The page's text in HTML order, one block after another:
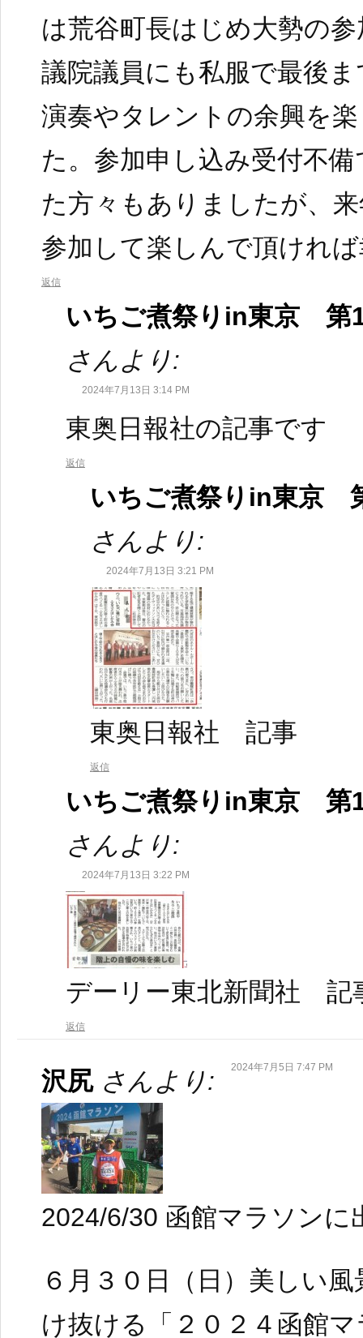
は荒谷町長はじめ大勢の
議院議員にも私服で最後
演奏やタレントの余興を
た。参加申し込み受付不
た方々もありましたが、
参加して楽しんで頂けれ
返信
いちご煮祭りin東京 第
さんより:
2024年7月13日 3:14 PM
東奥日報社の記事です
返信
いちご煮祭りin東京
さんより:
2024年7月13日 3:21 PM
東奥日報社 記事
返信
いちご煮祭りin東京 第
さんより:
2024年7月13日 3:22 PM
デーリー東北新聞社 記
返信
沢尻 さんより: 2024年7月5日 7:47 PM
2024/6/30 函館マラソンに
６月３０日（日）美しい
け抜ける「２０２４函館